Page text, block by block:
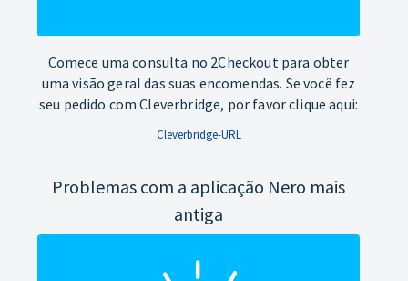
Comece uma consulta no 2Checkout para obter
uma visão geral das suas encomendas. Se você fez
seu pedido com Cleverbridge, por favor clique aqui:
Cleverbridge-URL
Problemas com a aplicação Nero mais
antiga